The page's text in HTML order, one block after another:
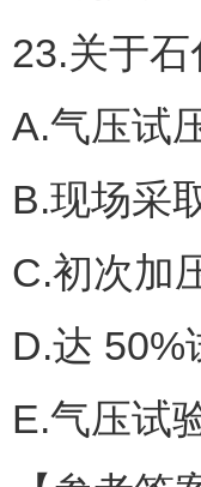
23.关于
A.气压试
B.现场采
C.初次加
D.达 50%
E.气压试